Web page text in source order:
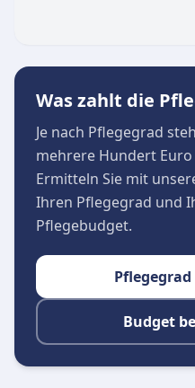
Erkrankungen
Beratung und
Pflege
Tagespflege im
Die Tagespflege im
"Georg-Schenk-Haus"
Möglichkeit, tagsüber
sozialen Umgebung
Angebote reichen von
medizinische
Aktivitäten und
Was zahlt die
Je nach Pflegegrad
mehrere Hundert
Ermitteln Sie mit
Ihren Pflegegrad und
Pflegebudget.
Budget